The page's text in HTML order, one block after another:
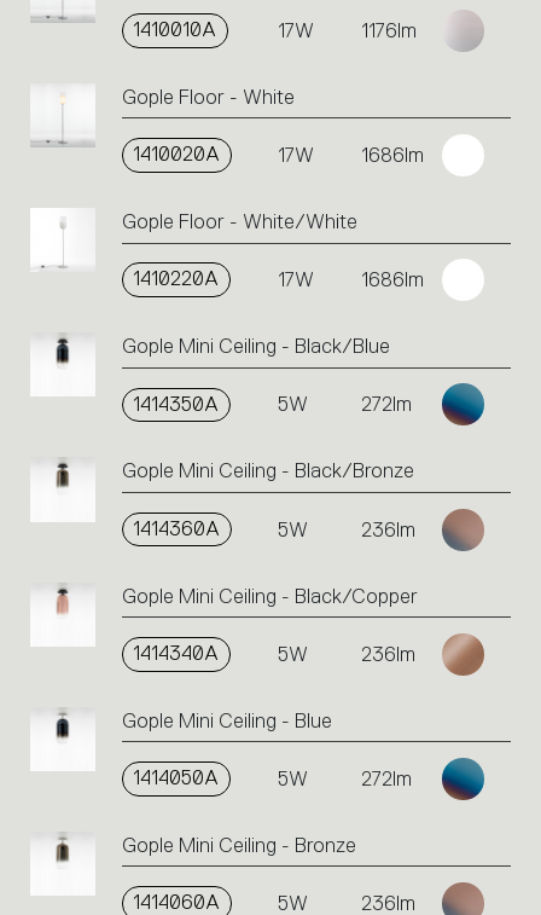
1410010A 17W 1176lm
Gople Floor - White
1410020A 17W 1686lm
Gople Floor - White/White
1410220A 17W 1686lm
Gople Mini Ceiling - Black/Blue
1414350A 5W 272lm
Gople Mini Ceiling - Black/Bronze
1414360A 5W 236lm
Gople Mini Ceiling - Black/Copper
1414340A 5W 236lm
Gople Mini Ceiling - Blue
1414050A 5W 272lm
Gople Mini Ceiling - Bronze
1414060A 5W 236lm